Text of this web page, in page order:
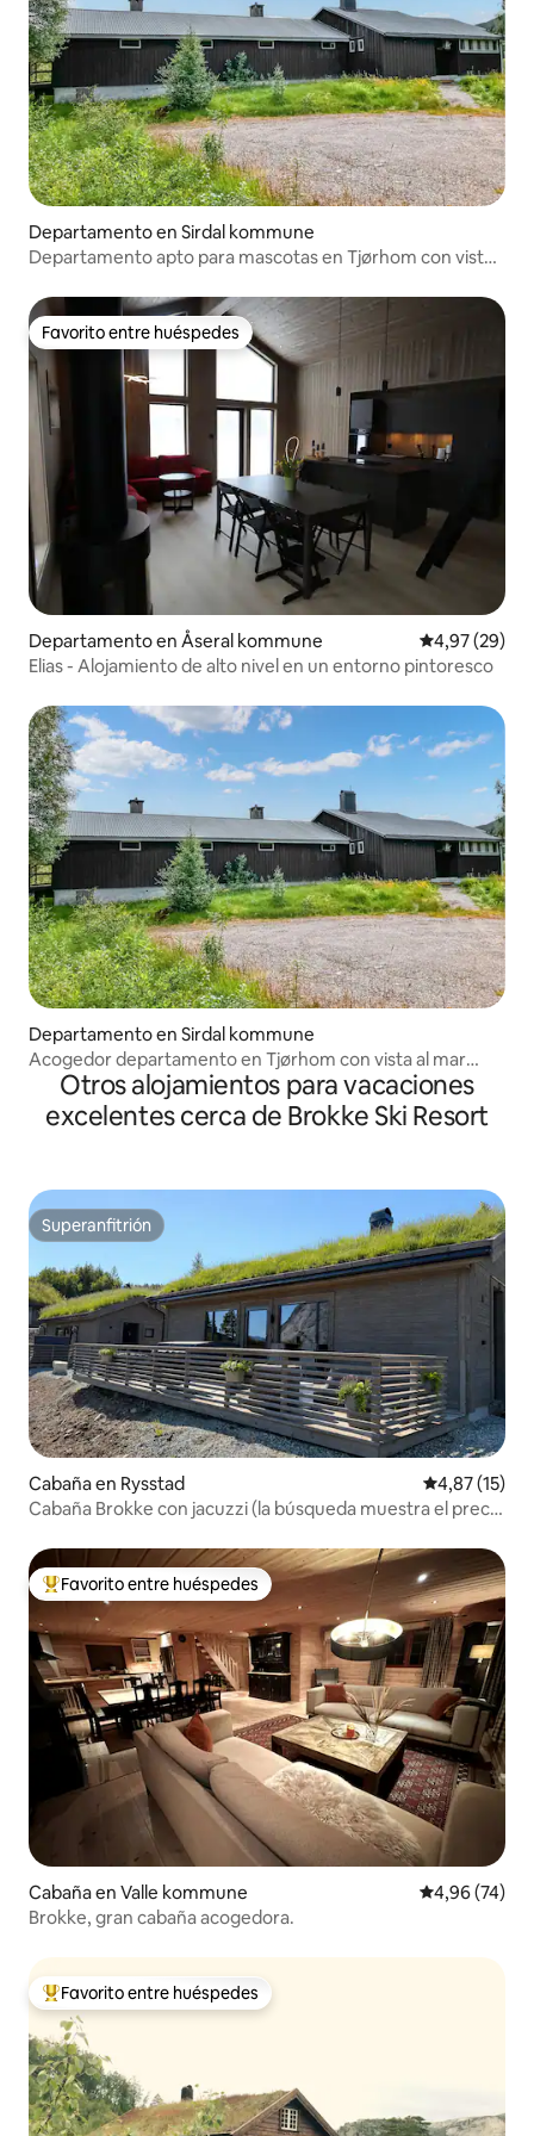
Departamento en Sirdal kommune
Departamento apto para mascotas en Tjørhom con vista
Favorito entre huéspedes
Favorito entre huéspedes
Departamento en Åseral kommune Calificación
4,97 (29)
Elias - Alojamiento de alto nivel en un entorno pintoresco
Departamento en Sirdal kommune
Acogedor departamento en Tjørhom con vista al mar
desde la casa
Otros alojamientos para vacaciones
excelentes cerca de Brokke Ski Resort
Superanfitrión
Superanfitrión
Cabaña en Rysstad Calificación
4,87 (15)
Cabaña Brokke con jacuzzi (la búsqueda muestra el precio
Favorito entre los huéspedes más destacados
Favorito entre huéspedes
Cabaña en Valle kommune Calificación
4,96 (74)
Brokke, gran cabaña acogedora.
Favorito entre los huéspedes más destacados
Favorito entre huéspedes